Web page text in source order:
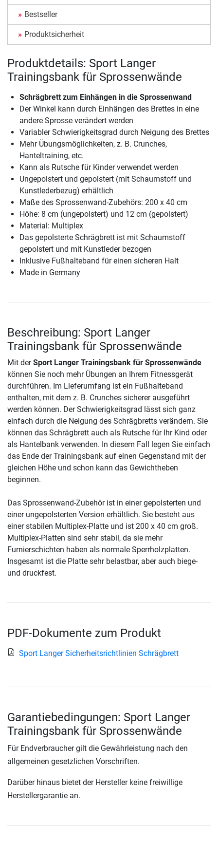
Bestseller
Produktsicherheit
Produktdetails: Sport Langer
Trainingsbank für Sprossenwände
Schrägbrett zum Einhängen in die Sprossenwand
Der Winkel kann durch Einhängen des Brettes in eine
andere Sprosse verändert werden
Variabler Schwierigkeitsgrad durch Neigung des Brettes
Mehr Übungsmöglichkeiten, z. B. Crunches,
Hanteltraining, etc.
Kann als Rutsche für Kinder verwendet werden
Ungepolstert und gepolstert (mit Schaumstoff und
Kunstlederbezug) erhältlich
Maße des Sprossenwand-Zubehörs: 200 x 40 cm
Höhe: 8 cm (ungepolstert) und 12 cm (gepolstert)
Material: Multiplex
Das gepolsterte Schrägbrett ist mit Schaumstoff
gepolstert und mit Kunstleder bezogen
Inklusive Fußhalteband für einen sicheren Halt
Made in Germany
Beschreibung: Sport Langer
Trainingsbank für Sprossenwände
Mit derSport Langer Trainingsbank für Sprossenwände
können Sie noch mehr Übungen an Ihrem Fitnessgerät
durchführen. Im Lieferumfang ist ein Fußhalteband
enthalten, mit dem z. B. Crunches sicherer ausgeführt
werden können. Der Schwierigkeitsgrad lässt sich ganz
einfach durch die Neigung des Schrägbretts verändern. Sie
können das Schrägbrett auch als Rutsche für Ihr Kind oder
als Hantelbank verwenden. In diesem Fall legen Sie einfach
das Ende der Trainingsbank auf einen Gegenstand mit der
gleichen Höhe und schon kann das Gewichtheben
beginnen.
Das Sprossenwand-Zubehör ist in einer gepolsterten und
einer ungepolsterten Version erhältlich. Sie besteht aus
einer stabilen Multiplex-Platte und ist 200 x 40 cm groß.
Multiplex-Platten sind sehr stabil, da sie mehr
Furnierschichten haben als normale Sperrholzplatten.
Insgesamt ist die Platte sehr belastbar, aber auch biege-
und druckfest.
PDF-Dokumente zum Produkt
Sport Langer Sicherheitsrichtlinien Schrägbrett
Garantiebedingungen: Sport Langer
Trainingsbank für Sprossenwände
Für Endverbraucher gilt die Gewährleistung nach den
allgemeinen gesetzlichen Vorschriften.
Darüber hinaus bietet der Hersteller keine freiwillige
Herstellergarantie an.